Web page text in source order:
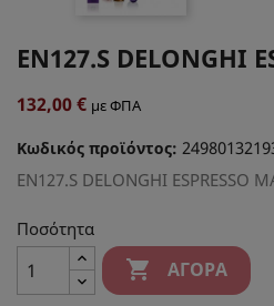
EN127.S DELONGHI
132,00 € με ΦΠΑ
Κωδικός προϊόντος:
EN127.S DELONGHI ESPRESSO
Ποσότητα
 ΑΓΟΡΆ